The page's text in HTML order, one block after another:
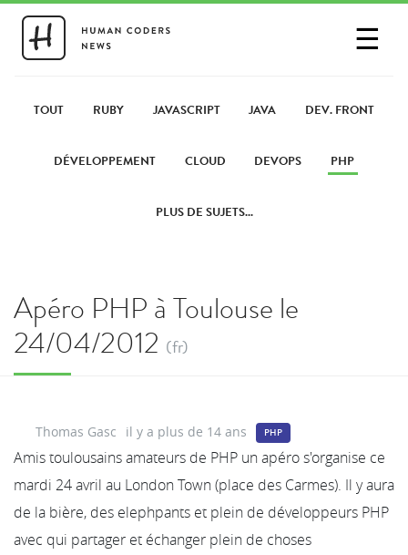
☰
PARTAGER UN LIEN
TOUT RUBY JAVASCRIPT JAVA DEV. FRONT
DÉVELOPPEMENT CLOUD DEVOPS PHP
PLUS DE SUJETS...
Apéro PHP à Toulouse le
24/04/2012 (fr)
Thomas Gasc il y a plus de 14 ans PHP
Amis toulousains amateurs de PHP un apéro s'organise ce
mardi 24 avril au London Town (place des Carmes). Il y aura
de la bière, des elephpants et plein de développeurs PHP
avec qui partager et échanger plein de choses